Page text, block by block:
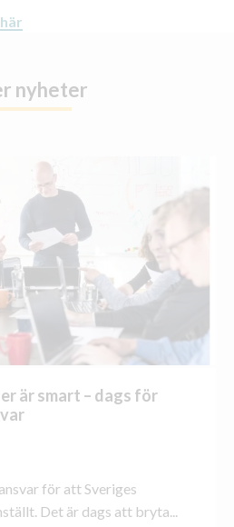
nyheter
är smart – dags för
för att Sveriges
Det är dags att bryta...